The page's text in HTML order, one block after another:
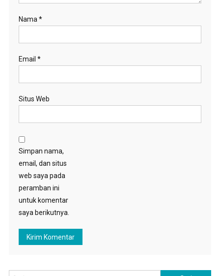
Nama *
Email *
Situs Web
Simpan nama,
email, dan situs
web saya pada
peramban ini
untuk komentar
saya berikutnya.